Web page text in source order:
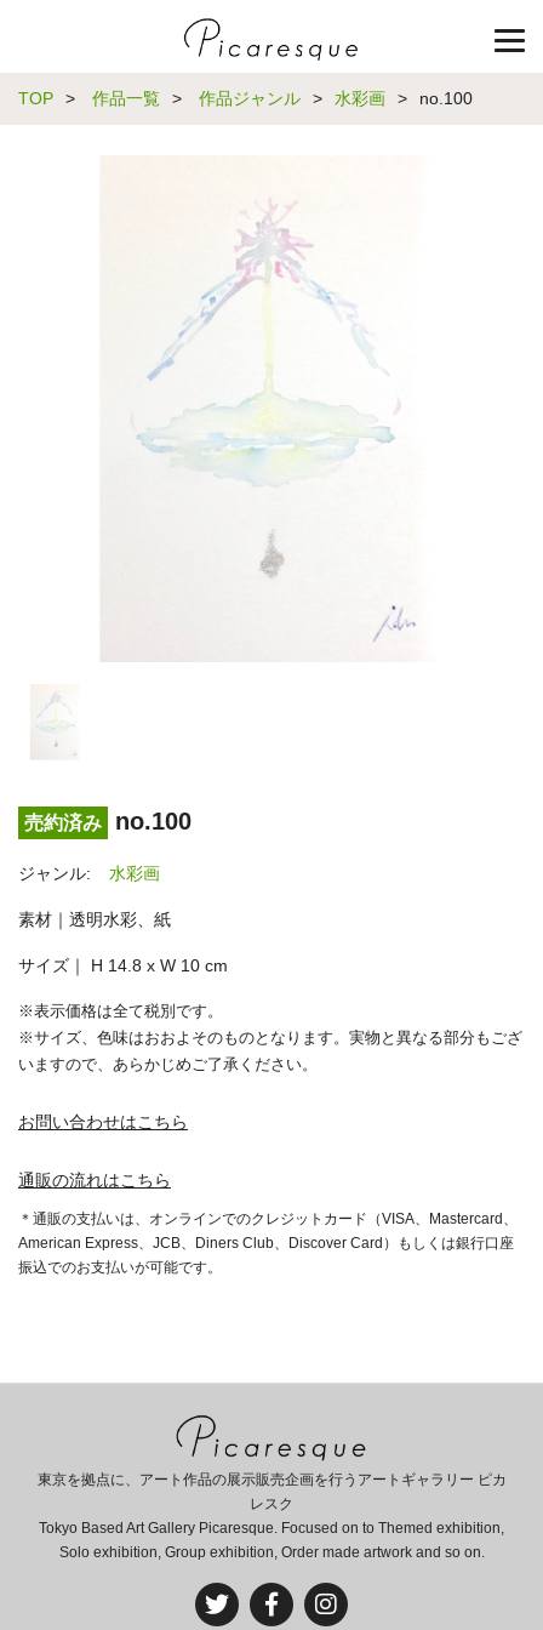
TOP > 作品一覧 > 作品ジャンル > 水彩画 > no.100
売約済み no.100
ジャンル: 水彩画
素材｜透明水彩、紙
サイズ｜ H 14.8 x W 10 cm
※表示価格は全て税別です。
※サイズ、色味はおおよそのものとなります。実物と異なる部分もござ
いますので、あらかじめご了承ください。
お問い合わせはこちら
通販の流れはこちら
＊通販の支払いは、オンラインでのクレジットカード（VISA、Mastercard、
American Express、JCB、Diners Club、Discover Card）もしくは銀行口座
振込でのお支払いが可能です。
東京を拠点に、アート作品の展示販売企画を行うアートギャラリー ピカ
レスク
Tokyo Based Art Gallery Picaresque. Focused on to Themed exhibition,
Solo exhibition, Group exhibition, Order made artwork and so on.